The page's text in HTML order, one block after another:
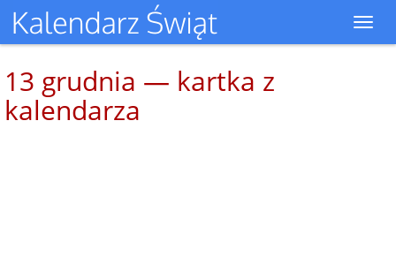
13 grudnia — kartka z
kalendarza